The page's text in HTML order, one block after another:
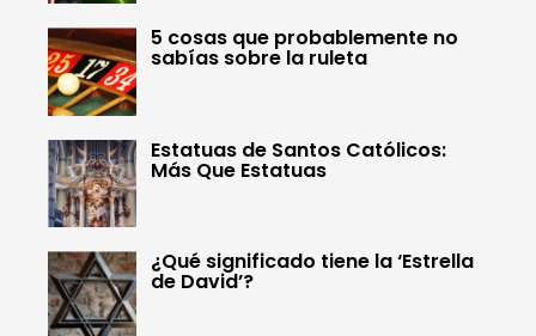
5 cosas que probablemente no
sabías sobre la ruleta
Estatuas de Santos Católicos:
Más Que Estatuas
¿Qué significado tiene la ‘Estrella
de David’?